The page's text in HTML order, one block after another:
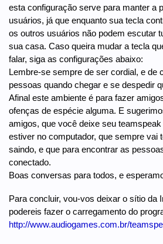
esta configuração serve para manter a
usuários, já que enquanto sua tecla
os outros usuários não podem escutar
sua casa. Caso queira mudar a tecla
falar, siga as configurações abaixo:
Lembre-se sempre de ser cordial, e de
pessoas quando chegar e se despedir
Afinal este ambiente é para fazer
ofenças de espécie alguma. E
amigos, que você deixe seu
estiver no computador, que sempre vai
saindo, e que para encontrar as
conectado.
Boas conversas para todos, e
Para concluir, vou-vos deixar o sítio da
podereis fazer o carregamento do
http://www.audiogames.com.br/